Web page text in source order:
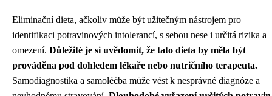
Eliminační dieta, ačkoliv může být užitečným nástrojem pro
identifikaci potravinových intolerancí, s sebou nese i určitá rizika a
omezení. Důležité je si uvědomit, že tato dieta by měla být
prováděna pod dohledem lékaře nebo nutričního terapeuta.
Samodiagnostika a samoléčba může vést k nesprávné diagnóze a